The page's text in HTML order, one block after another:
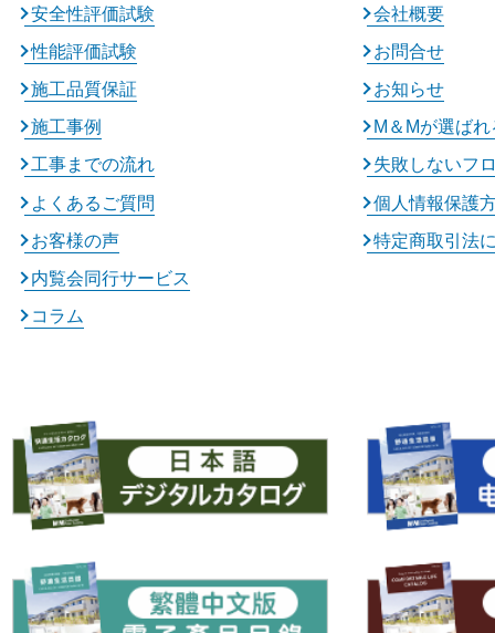
安全性評価試験
性能評価試験
施工品質保証
施工事例
工事までの流れ
よくあるご質問
お客様の声
内覧会同行サービス
コラム
会社概要
お問合せ
お知らせ
M＆Mが選ば
失敗しないフ
個人情報保護
特定商取引法